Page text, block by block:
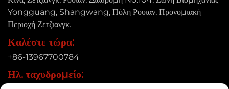
Yongguang, Shangwang, Πόλη Ρουιαν, Προνομιακή
Περιοχή Ζετζιανγκ.
Καλέστε τώρα:
+86-13967700784
Ηλ. ταχυδρομείο: